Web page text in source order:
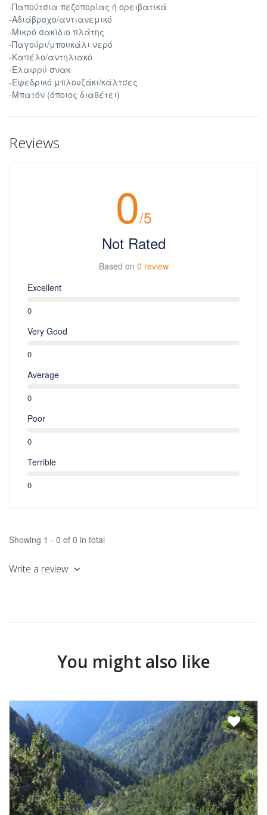
-Παπούτσια πεζοπορίας ή ορειβατικά
-Αδιάβροχο/αντιανεμικό
-Μικρό σακίδιο πλάτης
-Παγούρι/μπουκάλι νερό
-Καπέλο/αντηλιακό
-Ελαφρύ σνακ
-Εφεδρικό μπλουζάκι/κάλτσες
-Μπατόν (όποιος διαθέτει)
Reviews
0/5
Not Rated
Based on 0 review
Excellent
0
Very Good
0
Average
0
Poor
0
Terrible
0
Showing 1 - 0 of 0 in total
Write a review
You might also like